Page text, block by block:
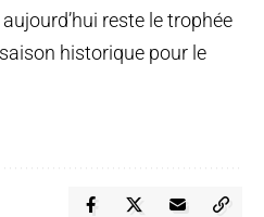
reste le trophée
historique pour le